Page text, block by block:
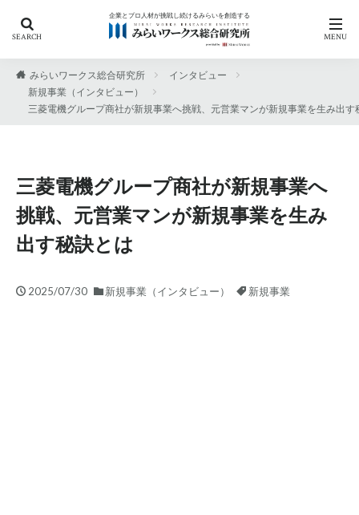
企業とプロ人材が挑戦し続けるみらいを創造する
みらいワークス総合研究所
インタビュー
新規事業（インタビュー）
三菱電機グループ商社が新規事業へ挑戦、元営業マンが新規事業を生み出す
三菱電機グループ商社が新規事業へ
挑戦、元営業マンが新規事業を生み
出す秘訣とは
2025/07/30 新規事業（インタビュー） 新規事業
アンケート
エフェクチュエ―ション
キャリア自律
キリンホールディングス
サステナビリティ
プロフェッショナル人材
プロ人材
ヘルスケア